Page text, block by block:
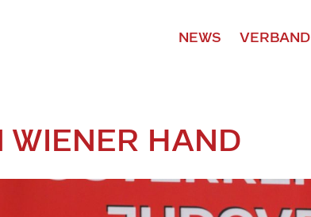
NEWS VERBAND
WIENER HAND